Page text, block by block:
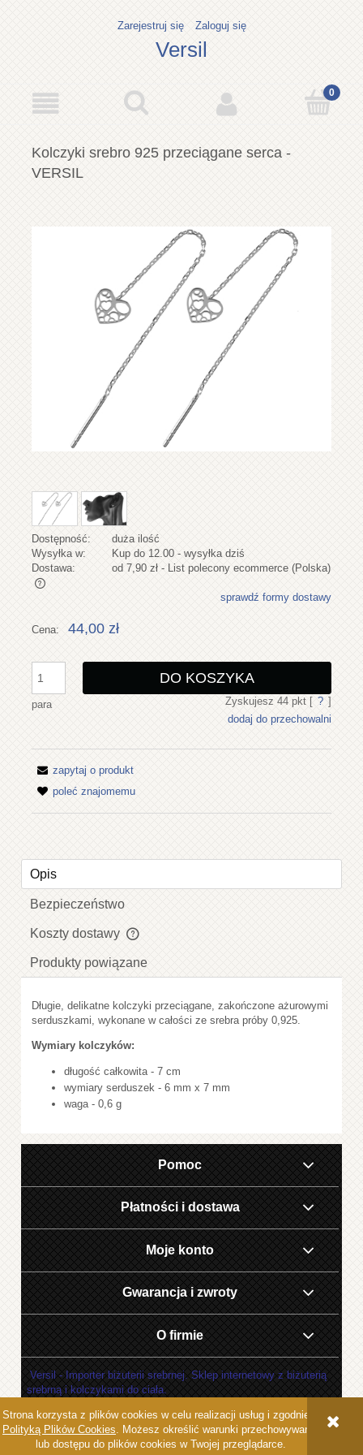
Strona korzysta z plików cookies w celu realizacji usług i zgodnie z
Polityką Plików Cookies. Możesz określić warunki przechowywania
lub dostępu do plików cookies w Twojej przeglądarce.
Zarejestruj się Zaloguj się
Versil
Kolczyki srebro 925 przeciągane serca -
VERSIL
Dostępność:
duża ilość
Wysyłka w:
Kup do 12.00 - wysyłka dziś
Dostawa:
od 7,90 zł - List polecony ecommerce (Polska)
Cena nie zawiera ewentualnych kosztów płatności
sprawdź formy dostawy
Cena: 44,00 zł
para
DO KOSZYKA
Zyskujesz 44pkt [ ? ]
dodaj do przechowalni
zapytaj o produkt
poleć znajomemu
Opis
Bezpieczeństwo
Koszty dostawy
Cena nie zawiera ewentualnych kosztów płatności
Produkty powiązane
Długie, delikatne kolczyki przeciągane, zakończone ażurowymi
serduszkami, wykonane w całości ze srebra próby 0,925.
Wymiary kolczyków:
długość całkowita - 7 cm
wymiary serduszek - 6 mm x 7 mm
waga - 0,6 g
Pomoc
Płatności i dostawa
Moje konto
Gwarancja i zwroty
O firmie
Versil - Importer biżuterii srebrnej. Sklep internetowy z biżuterią
srebrną i kolczykami do ciała.
POKAŻ PEŁNĄ WERSJĘ STRONY
Sklep internetowy Shoper.pl